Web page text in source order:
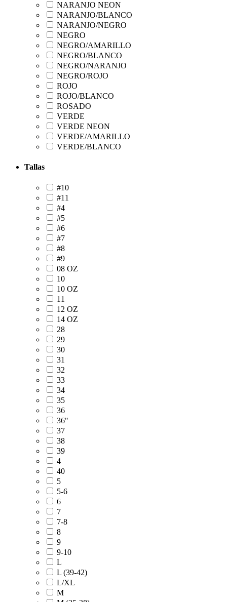
NARANJO NEON
NARANJO/BLANCO
NARANJO/NEGRO
NEGRO
NEGRO/AMARILLO
NEGRO/BLANCO
NEGRO/NARANJO
NEGRO/ROJO
ROJO
ROJO/BLANCO
ROSADO
VERDE
VERDE NEON
VERDE/AMARILLO
VERDE/BLANCO
Tallas
#10
#11
#4
#5
#6
#7
#8
#9
08 OZ
10
10 OZ
11
12 OZ
14 OZ
28
29
30
31
32
33
34
35
36
36"
37
38
39
4
40
5
5-6
6
7
7-8
8
9
9-10
L
L (39-42)
L/XL
M